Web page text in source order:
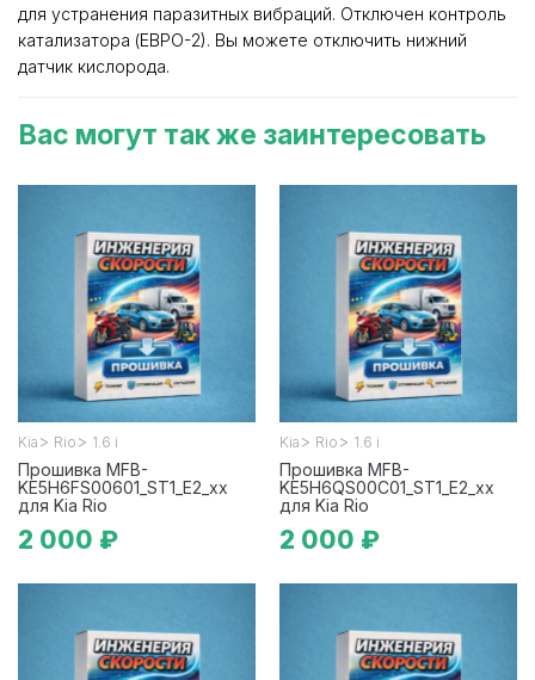
для устранения паразитных вибраций. Отключен контроль
катализатора (ЕВРО-2). Вы можете отключить нижний
датчик кислорода.
Вас могут так же заинтересовать
Kia > Rio > 1.6 i
Прошивка MFB-
KE5H6FS00601_ST1_E2_xx
для Kia Rio
2 000 ₽
Kia > Rio > 1.6 i
Прошивка MFB-
KE5H6QS00C01_ST1_E2_xx
для Kia Rio
2 000 ₽